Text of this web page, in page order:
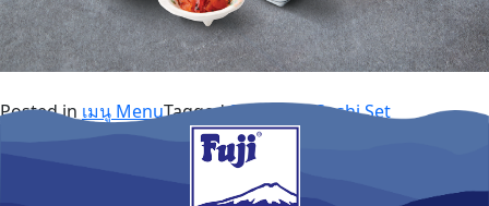
Posted in เมนู MenuTaggedSashimi & Sushi Set